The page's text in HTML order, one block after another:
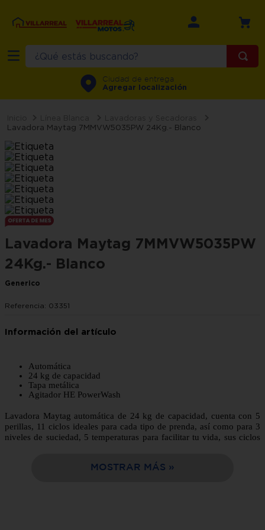
¿Qué estás buscando?
Ciudad de entrega
Agregar localización
Lavadora Maytag 7MMVW5035PW 24Kg.- Blanco
Lavadora Maytag 7MMVW5035PW
24Kg.- Blanco
Generico
Referencia: 03351
Automática
24 kg de capacidad
Tapa metálica
Agitador HE PowerWash
Lavadora Maytag automática de 24 kg de capacidad, cuenta con 5
perillas, 11 ciclos ideales para cada tipo de prenda, así como para 3
niveles de suciedad, 5 temperaturas para facilitar tu vida, sus ciclos
depósitos de blanqueador y suavizante te simplificarán el proceso
MOSTRAR MÁS
TÉRMINOS MÁS BUSCADOS
1.
refrigerador
4.
5.
6.
7.
8.
motos
9
estufa
10